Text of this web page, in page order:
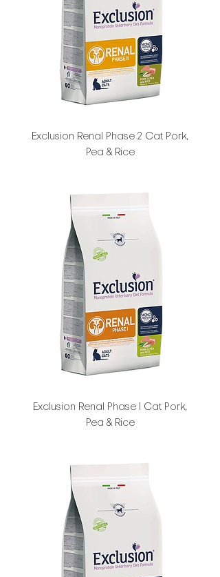
Exclusion Renal Phase 2 Cat Pork,
Pea & Rice
Exclusion Renal Phase 1 Cat Pork,
Pea & Rice